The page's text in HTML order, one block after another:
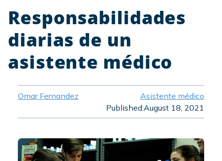
Responsabilidades
diarias de un
asistente médico
Omar Fernandez
Asistente médico
Published:August 18, 2021